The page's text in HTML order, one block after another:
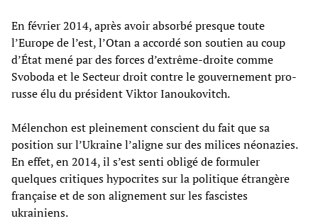
En février 2014, après avoir absorbé presque toute
l’Europe de l’est, l’Otan a accordé son soutien au coup
d’État mené par des forces d’extrême-droite comme
Svoboda et le Secteur droit contre le gouvernement pro-
russe élu du président Viktor Ianoukovitch.
Mélenchon est pleinement conscient du fait que sa
position sur l’Ukraine l’aligne sur des milices néonazies.
En effet, en 2014, il s’est senti obligé de formuler
quelques critiques hypocrites sur la politique étrangère
française et de son alignement sur les fascistes
ukrainiens.